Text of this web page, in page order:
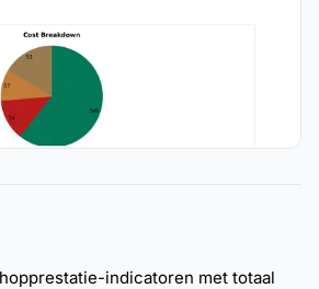
indicatoren met totaal